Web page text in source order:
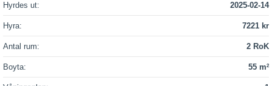
Hyrdes ut: 2025-02-14
Hyra: 7221 kr
Antal rum: 2 RoK
Boyta: 55 m2